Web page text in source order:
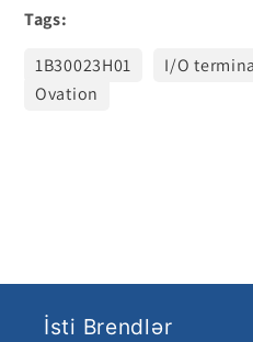
Tags:
1B30023H01
I/O
Ovation
İsti Brendlər